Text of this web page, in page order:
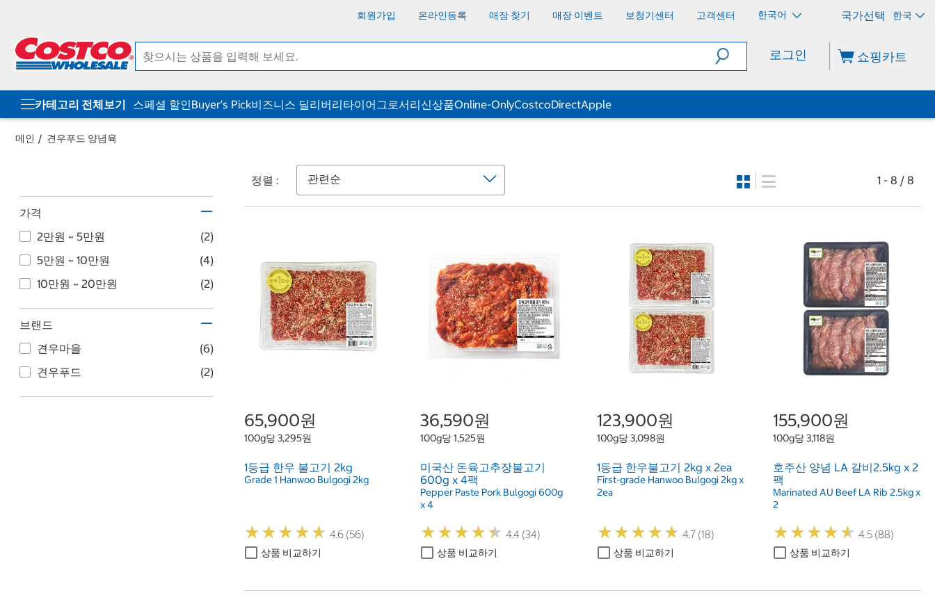
회원가입 온라인등록 매장 찾기 매장 이벤트 보청기센터 고객센터 한국어 한국
로그인 쇼핑카트
카테고리 전체보기 스페셜 할인Buyer's Pick비즈니스 딜리버리타이어그로서리신상품Online-OnlyCostcoDirectApple
메인 견우푸드 양념육
가격
2만원 ~ 5만원
(2)
5만원 ~ 10만원
(4)
10만원 ~ 20만원
(2)
브랜드
견우마을
(6)
견우푸드
(2)
정렬 : 1 - 8 / 8
65,900원
100g당 3,295원
1등급 한우 불고기 2kg
Grade 1 Hanwoo Bulgogi 2kg
★★★★★
★★★★★ 4.6 (56)
상품 비교하기
36,590원
100g당 1,525원
미국산 돈육고추장불고기
600g x 4팩
Pepper Paste Pork Bulgogi 600g
x 4
★★★★★
★★★★★ 4.4 (34)
상품 비교하기
123,900원
100g당 3,098원
1등급 한우불고기 2kg x 2ea
First-grade Hanwoo Bulgogi 2kg x
2ea
★★★★★
★★★★★ 4.7 (18)
상품 비교하기
155,900원
100g당 3,118원
호주산 양념 LA 갈비2.5kg x 2
팩
Marinated AU Beef LA Rib 2.5kg x
2
★★★★★
★★★★★ 4.5 (88)
상품 비교하기